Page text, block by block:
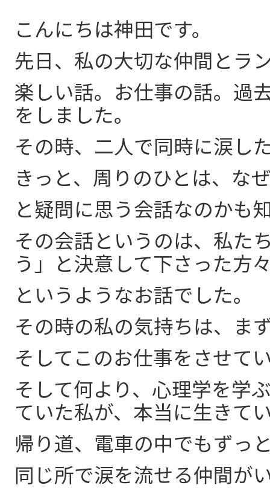
こんにちは神田です。
先日、私の大切な仲間とラ
楽しい話。お仕事の話。過
をしました。
その時、二人で同時に涙し
きっと、周りのひとは、な
と疑問に思う会話なのかも
その会話というのは、私た
う」と決意して下さった方
というようなお話でした。
その時の私の気持ちは、ま
そしてこのお仕事をさせて
そして何より、心理学を学
ていた私が、本当に生きて
帰り道、電車の中でもずっ
同じ所で涙を流せる仲間が